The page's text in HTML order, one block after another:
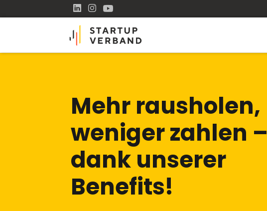
Mehr rausholen,
weniger zahlen –
dank unserer
Benefits!